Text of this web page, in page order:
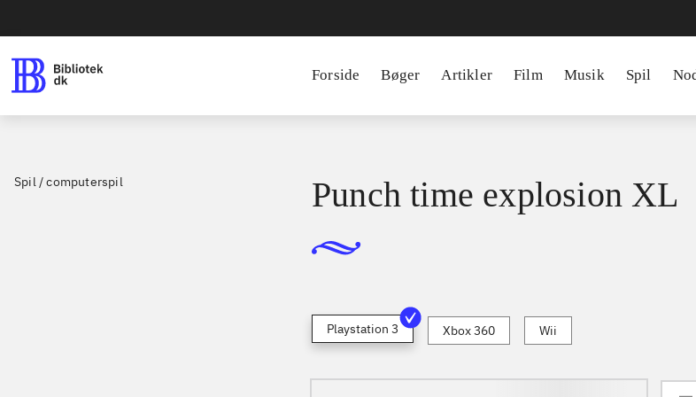
Forside Bøger Artikler Film Musik Spil
Spil / computerspil Punch time explosion XL
Playstation 3 Xbox 360 Wii